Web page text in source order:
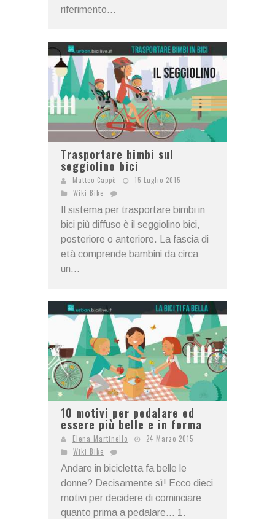
riferimento...
Trasportare bimbi sul
seggiolino bici
Matteo Cappè
15 Luglio 2015
Wiki Bike
Il sistema per trasportare bimbi in
bici più diffuso è il seggiolino bici,
posteriore o anteriore. La fascia di
età comprende bambini da circa
un...
10 motivi per pedalare ed
essere più belle e in forma
Elena Martinello
24 Marzo 2015
Wiki Bike
Andare in bicicletta fa belle le
donne? Decisamente sì! Ecco dieci
motivi per decidere di cominciare
quanto prima a pedalare... 1.